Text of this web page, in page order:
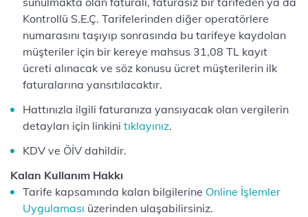
Kontrollü S.E.Ç. Tarifelerinden diğer operatörlere
numarasını taşıyıp sonrasında bu tarifeye kaydolan
müşteriler için bir kereye mahsus 31,08 TL kayıt
ücreti alınacak ve söz konusu ücret müşterilerin ilk
faturalarına yansıtılacaktır.
Hattınızla ilgili faturanıza yansıyacak olan vergilerin
detayları için linkini tıklayınız.
KDV ve ÖİV dahildir.
Kalan Kullanım Hakkı
Tarife kapsamında kalan bilgilerine Online İşlemler
Uygulaması üzerinden ulaşabilirsiniz.